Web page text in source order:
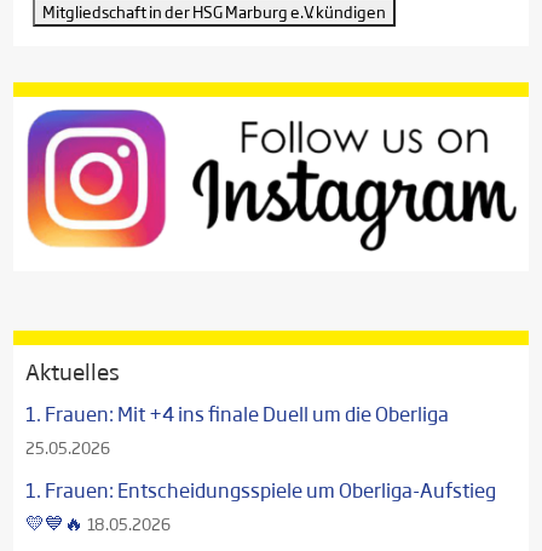
Aktuelles
1. Frauen: Mit +4 ins finale Duell um die Oberliga
25.05.2026
1. Frauen: Entscheidungsspiele um Oberliga-Aufstieg
💛💙🔥 18.05.2026